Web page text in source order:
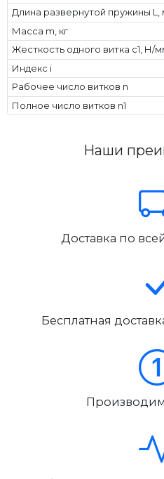
Длина развернутой пружины L,
Масса m, кг
Жесткость одного витка c1, Н/
Индекс i
Рабочее число витков n
Полное число витков n1
Наши
Доставка по
Бесплатная
Производим